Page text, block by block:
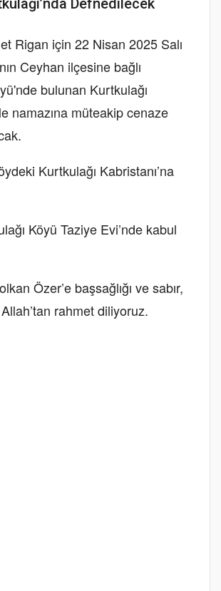
Defnedilecek
Rigan için 22 Nisan 2025 Salı
Ceyhan ilçesine bağlı
bulunan Kurtkulağı
namazına müteakip cenaze
Kurtkulağı Kabristanı’na
Köyü Taziye Evi’nde kabul
Özer’e başsağlığı ve sabır,
rahmet diliyoruz.